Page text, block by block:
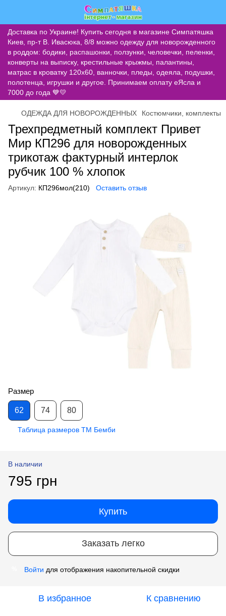
Доставка по Украине! Купить сегодня в магазине Симпатяшка
Киев, пр-т В. Ивасюка, 8/8 можно одежду для новорожденного
в роддом: бодики, распашонки, ползунки, человечки, пеленки,
конверты на выписку, крестильные крыжмы, палантины,
матрас в кроватку 120х60, ванночки, пледы, одеяла, подушки,
полотенца, игрушки и другое. Принимаем оплату еЯсла и
7000 до года 💙💛
ОДЕЖДА ДЛЯ НОВОРОЖДЕННЫХ Костюмчики, комплекты
Трехпредметный комплект Привет
Мир КП296 для новорожденных
трикотаж фактурный интерлок
рубчик 100 % хлопок
Артикул: КП296мол(210) Оставить отзыв
Размер
62 74 80
Таблица размеров ТМ Бемби
В наличии
795 грн
Купить
Заказать легко
Войти для отображения накопительной скидки
В избранное К сравнению